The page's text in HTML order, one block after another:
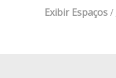
Exibir Espaços/